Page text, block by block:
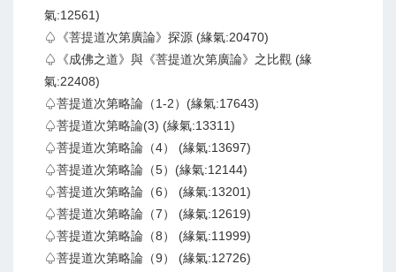
氣:12561)
♤《菩提道次第廣論》探源 (緣氣:20470)
♤《成佛之道》與《菩提道次第廣論》之比觀 (緣
氣:22408)
♤菩提道次第略論（1-2）(緣氣:17643)
♤菩提道次第略論(3) (緣氣:13311)
♤菩提道次第略論（4） (緣氣:13697)
♤菩提道次第略論（5）(緣氣:12144)
♤菩提道次第略論（6） (緣氣:13201)
♤菩提道次第略論（7） (緣氣:12619)
♤菩提道次第略論（8） (緣氣:11999)
♤菩提道次第略論（9） (緣氣:12726)